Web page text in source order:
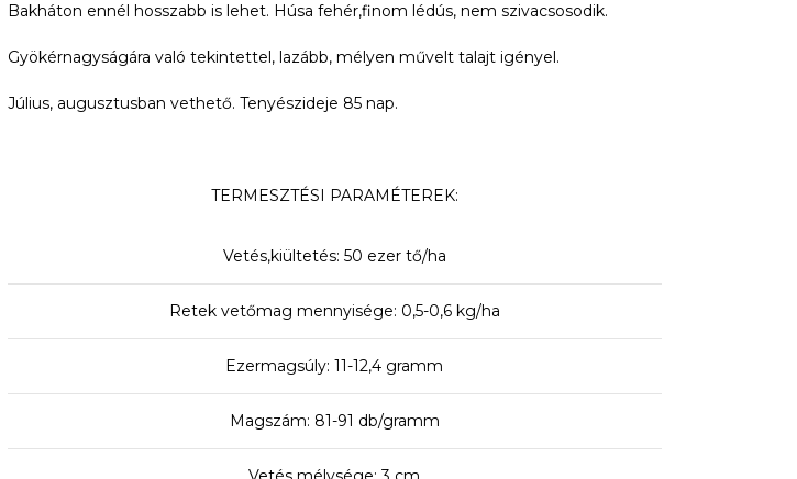
Bakháton ennél hosszabb is lehet. Húsa fehér,finom lédús, nem szivacsosodik.
Gyökérnagyságára való tekintettel, lazább, mélyen művelt talajt igényel.
Július, augusztusban vethető. Tenyészideje 85 nap.
TERMESZTÉSI PARAMÉTEREK:
Vetés,kiültetés: 50 ezer tő/ha
Retek vetőmag mennyisége: 0,5-0,6 kg/ha
Ezermagsúly: 11-12,4 gramm
Magszám: 81-91 db/gramm